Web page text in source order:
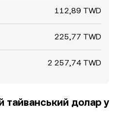
112,89 TWD
225,77 TWD
2 257,74 TWD
тайванський долар у